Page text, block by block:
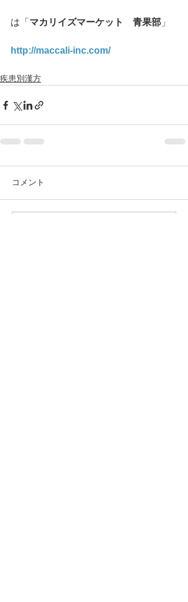
は「 マカリイズマーケット　青果部 」
http://maccali-inc.com/
疾患別漢方
コメント